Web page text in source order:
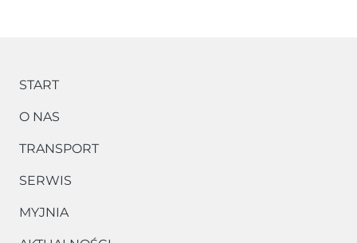
START
O NAS
TRANSPORT
SERWIS
MYJNIA